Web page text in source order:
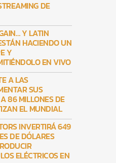
DE
Y LATIN
HACIENDO UN
Y
EN VIVO
A LAS
SUS
86 MILLONES DE
EL MUNDIAL
INVERTIRÁ 649
DE DÓLARES
ELÉCTRICOS EN